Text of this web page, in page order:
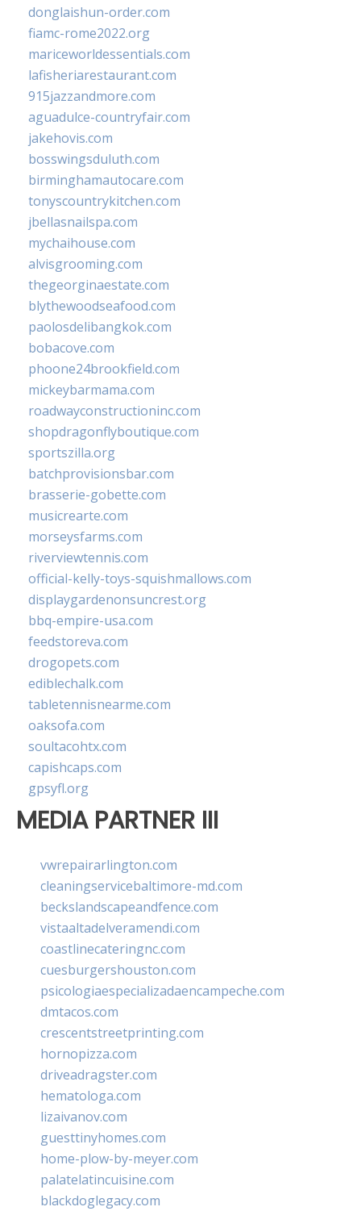
donglaishun-order.com
fiamc-rome2022.org
mariceworldessentials.com
lafisheriarestaurant.com
915jazzandmore.com
aguadulce-countryfair.com
jakehovis.com
bosswingsduluth.com
birminghamautocare.com
tonyscountrykitchen.com
jbellasnailspa.com
mychaihouse.com
alvisgrooming.com
thegeorginaestate.com
blythewoodseafood.com
paolosdelibangkok.com
bobacove.com
phoone24brookfield.com
mickeybarmama.com
roadwayconstructioninc.com
shopdragonflyboutique.com
sportszilla.org
batchprovisionsbar.com
brasserie-gobette.com
musicrearte.com
morseysfarms.com
riverviewtennis.com
official-kelly-toys-squishmallows.com
displaygardenonsuncrest.org
bbq-empire-usa.com
feedstoreva.com
drogopets.com
ediblechalk.com
tabletennisnearme.com
oaksofa.com
soultacohtx.com
capishcaps.com
gpsyfl.org
MEDIA PARTNER III
vwrepairarlington.com
cleaningservicebaltimore-md.com
beckslandscapeandfence.com
vistaaltadelveramendi.com
coastlinecateringnc.com
cuesburgershouston.com
psicologiaespecializadaencampeche.com
dmtacos.com
crescentstreetprinting.com
hornopizza.com
driveadragster.com
hematologa.com
lizaivanov.com
guesttinyhomes.com
home-plow-by-meyer.com
palatelatincuisine.com
blackdoglegacy.com